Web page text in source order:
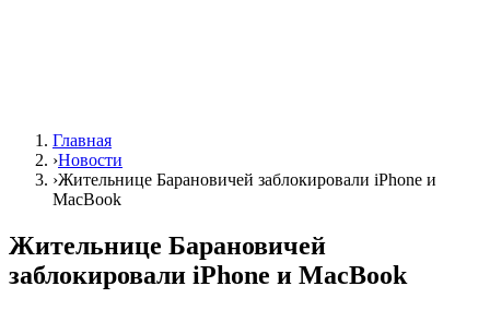
Главная
›Новости
›Жительнице Барановичей заблокировали iPhone и
MacBook
Жительнице Барановичей
заблокировали iPhone и MacBook